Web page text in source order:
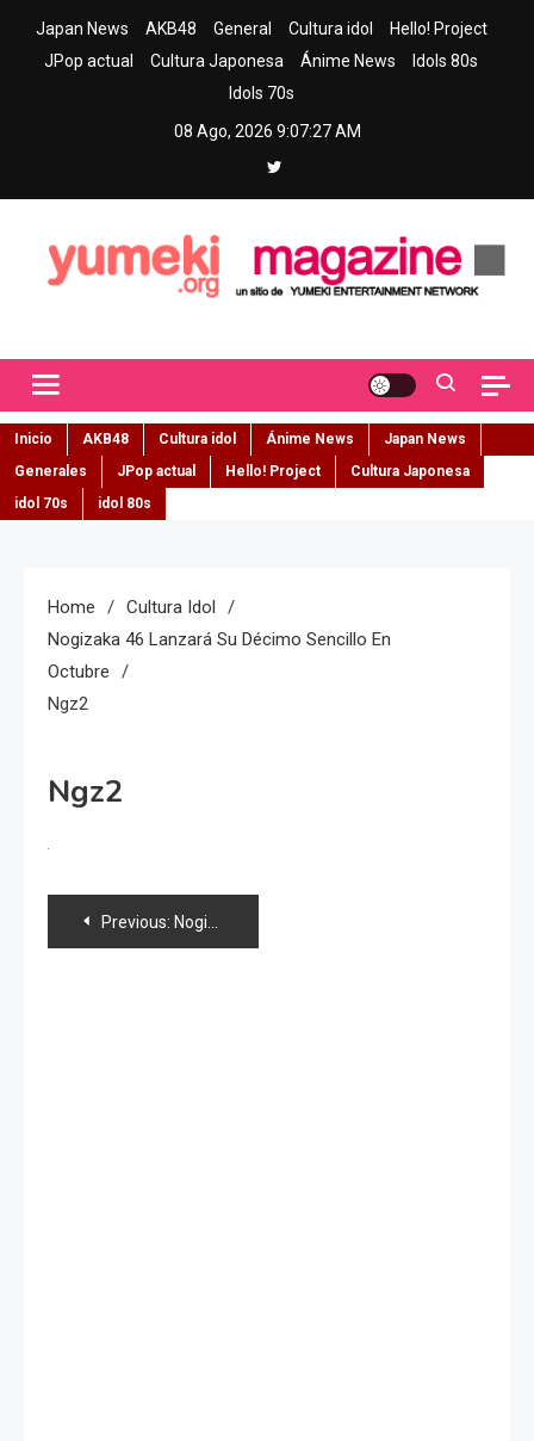
Japan News AKB48 General Cultura idol
Hello! Project
JPop actual
Cultura Japonesa Ánime News
Idols 80s
Idols 70s
08 Ago, 2026 9:07:28 AM
Inicio AKB48 Cultura idol Ánime News
Japan News
Generales
JPop actual Hello! Project
Cultura Japonesa
idol 70s
idol 80s
Home
Cultura Idol
Nogizaka 46 Lanzará Su Décimo Sencillo En
Octubre
Ngz2
Ngz2
Navegación
Previous: Nogizaka 46 lanzará su décimo sencillo en octubre